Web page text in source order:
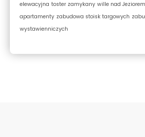
elewacyjna toster zamykany wille nad
apartamenty zabudowa stoisk targowych
wystawienniczych